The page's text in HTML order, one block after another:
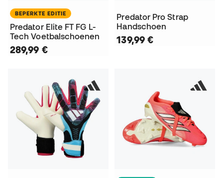
BEPERKTE EDITIE
Predator Elite FT FG L-
Tech Voetbalschoenen
289,99 €
Predator Pro Strap
Handschoen
139,99 €